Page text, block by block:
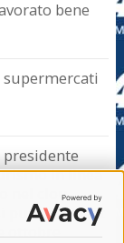
bene
presidente
in linea
nel clou
punta sul last
ottobre